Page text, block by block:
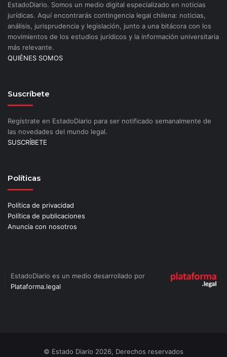
EstadoDiario. Somos un medio digital especializado en noticias
jurídicas. Aquí encontrarás contingencia legal chilena: noticias,
análisis, jurisprudencia y legislación, junto a una bitácora con los
movimientos de los estudios jurídicos y la información universitaria
más relevante.
QUIÉNES SOMOS
Suscríbete
Regístrate en EstadoDiario para ser notificado semanalmente de
las novedades del mundo legal.
SUSCRÍBETE
Políticas
Política de privacidad
Política de publicaciones
Anuncia con nosotros
EstadoDiario es un medio desarrollado por
Plataforma.legal
© Estado Diario 2026, Derechos reservados